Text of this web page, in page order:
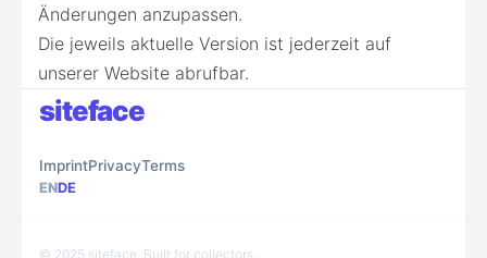
Änderungen anzupassen.
Die jeweils aktuelle Version ist jederzeit auf
unserer Website abrufbar.
siteface
ImprintPrivacyTerms
ENDE
© 2025 siteface. Built for collectors.